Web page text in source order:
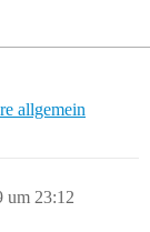
allgemein
um 23:12